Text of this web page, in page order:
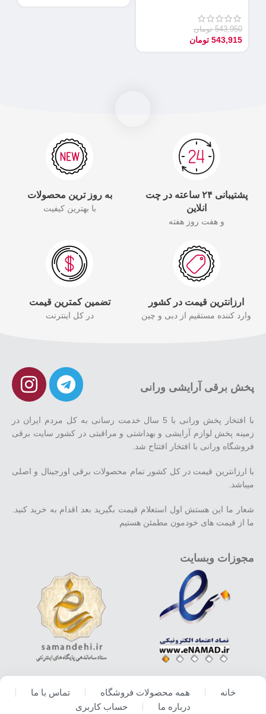
543,950 تومان
543,915 تومان
پشتیبانی ۲۴ ساعته در چت
انلاین
و هفت روز هفته
به روز ترین محصولات
با بهترین کیفیت
ارزانترین قیمت در کشور
وارد کننده مستقیم از دبی و چین
تضمین کمترین قیمت
در کل اینترنت
پخش برقی آرایشی ورانی
با افتخار پخش ورانی با 5 سال خدمت رسانی به کل مردم ایران در
زمینه پخش لوازم آرایشی و بهداشتی و مراقبتی در کشور سایت برقی
فروشگاه ورانی با افتخار افتتاح شد.
با ارزانترین قیمت در کل کشور تمام محصولات برقی اورجینال و اصلی
میباشد.
شعار ما این هستش اول استعلام قیمت بگیرید بعد اقدام به خرید کنید.
ما از قیمت های خودمون مطمئن هستیم
مجوزات وبسایت
خانه همه محصولات فروشگاه
تماس با ما
درباره ما
حساب کاربری